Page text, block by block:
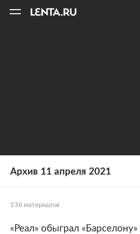
Архив 11 апреля 2021
136 материалов
Все рубрики
«Реал» обыграл